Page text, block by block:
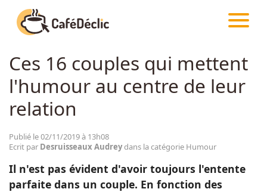
Créativité
Divertissement
CAFÉDÉCLIC ARTICLES HUMOUR
Ces 16 couples qui mettent
l'humour au centre de leur
relation
Publié le 02/11/2019 à 13h08
Ecrit par Desruisseaux Audreydans la catégorie Humour
Il n'est pas évident d'avoir toujours l'entente
parfaite dans un couple. En fonction des